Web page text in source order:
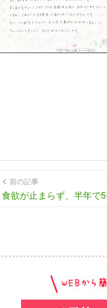
前の記事
食欲が止まらず、半年で5